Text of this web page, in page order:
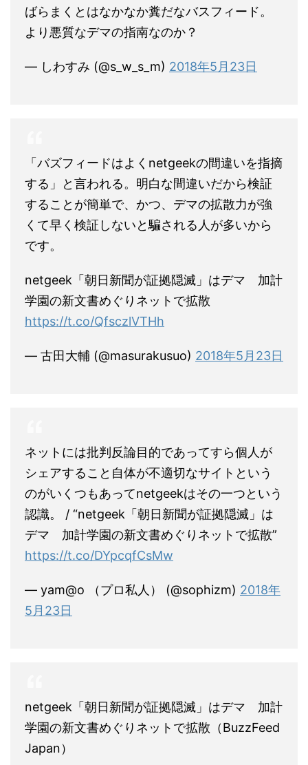
ばらまくとはなかなか糞だなバスフィード。
より悪質なデマの指南なのか？
— しわすみ (@s_w_s_m) 2018年5月23日
「バズフィードはよくnetgeekの間違いを指摘
する」と言われる。明白な間違いだから検証
することが簡単で、かつ、デマの拡散力が強
くて早く検証しないと騙される人が多いから
です。
netgeek「朝日新聞が証拠隠滅」はデマ 加計
学園の新文書めぐりネットで拡散
https://t.co/QfsczlVTHh
— 古田大輔 (@masurakusuo) 2018年5月23日
ネットには批判反論目的であってすら個人が
シェアすること自体が不適切なサイトという
のがいくつもあってnetgeekはその一つという
認識。 / “netgeek「朝日新聞が証拠隠滅」は
デマ 加計学園の新文書めぐりネットで拡散”
https://t.co/DYpcqfCsMw
— yam@o （プロ私人） (@sophizm) 2018年
5月23日
netgeek「朝日新聞が証拠隠滅」はデマ 加計
学園の新文書めぐりネットで拡散（BuzzFeed
Japan）